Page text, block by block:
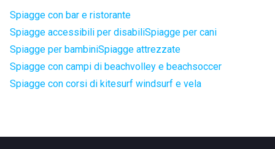
Spiagge con bar e ristorante
Spiagge accessibili per disabiliSpiagge per cani
Spiagge per bambiniSpiagge attrezzate
Spiagge con campi di beachvolley e beachsoccer
Spiagge con corsi di kitesurf windsurf e vela